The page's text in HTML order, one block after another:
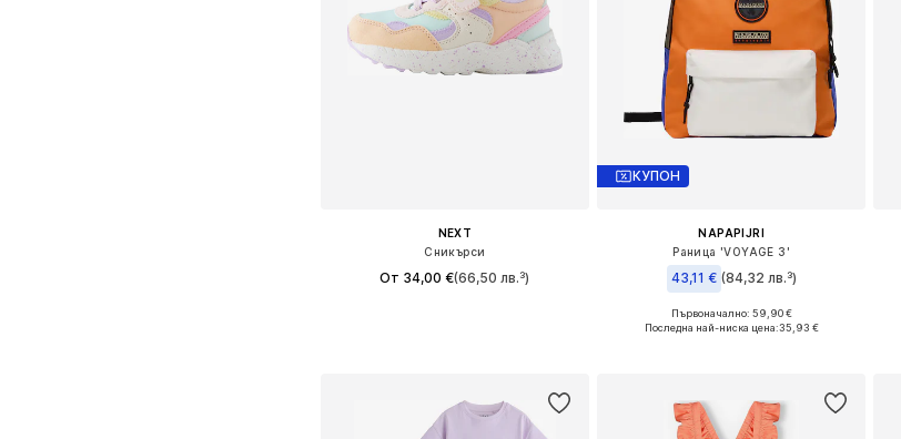
NEXT
Сникърси
От 34,00 €(66,50 лв.³)
КУПОН
NAPAPIJRI
Раница 'VOYAGE 3'
43,11 € (84,32 лв.³)
Налични размери: One Size
Първоначално: 59,90 €
Последна най-ниска цена:35,93 €